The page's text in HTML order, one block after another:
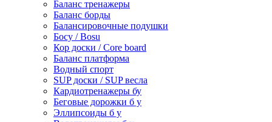
Баланс тренажеры
Баланс борды
Балансировочные подушки
Босу / Bosu
Кор доски / Core board
Баланс платформа
Водный спорт
SUP доски / SUP весла
Кардиотренажеры бу
Беговые дорожки б у
Эллипсоиды б у